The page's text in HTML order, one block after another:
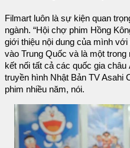
Filmart luôn là sự kiện quan
ngành. “Hội chợ phim Hồng
giới thiệu nội dung của mình
vào Trung Quốc và là một
kết nối tất cả các quốc gia
truyền hình Nhật Bản TV Asahi
phim nhiều năm, nói.